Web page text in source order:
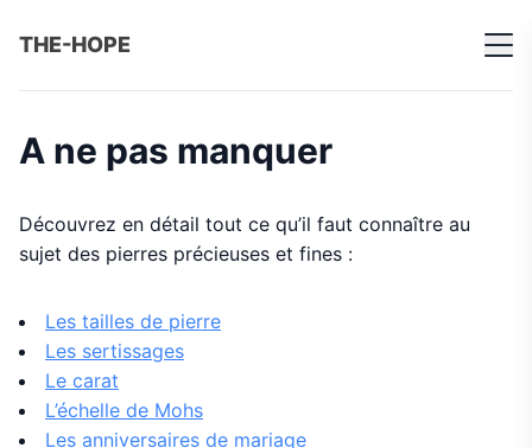
THE-HOPE
A ne pas manquer
Découvrez en détail tout ce qu’il faut connaître au
sujet des pierres précieuses et fines :
Les tailles de pierre
Les sertissages
Le carat
L’échelle de Mohs
Les anniversaires de mariage